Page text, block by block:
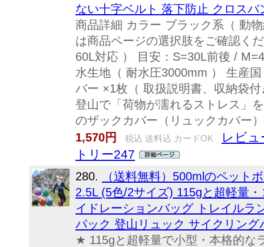
ない十字ベルト 落下防止 クロス
商品詳細 カラー ブラック系（ 動
は商品ページの選択肢をご確認く
60L対応 ） 目安：S=30L前後 /
水生地（ 耐水圧3000mm ） 生産
バー ×1枚（ 取扱説明書、収納袋
登山で「荷物が濡れるストレス」
のザックカバー（リュックカバー
1,570円
税込 送料込 カードOK
レビュ
トリー247
280.
（送料無料）500mlのペット
2.5L (5色/2サイズ) 115gと超軽量
イドレーションバッグ トレイルラ
パック 登山リュック サイクリン
★ 115gと超軽量で小型・本格的な